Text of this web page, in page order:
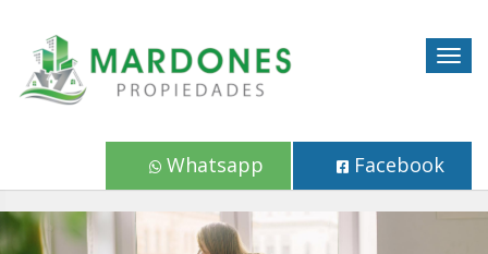
Facebook
Whatsapp